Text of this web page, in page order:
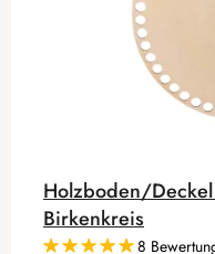
Holzboden/
Birkenkreis
8